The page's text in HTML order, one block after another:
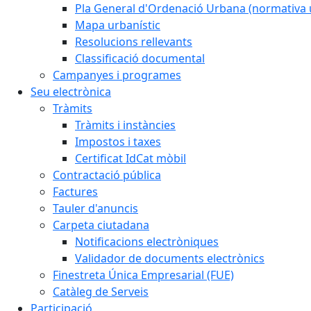
Pla General d'Ordenació Urbana (normativa
Mapa urbanístic
Resolucions rellevants
Classificació documental
Campanyes i programes
Seu electrònica
Tràmits
Tràmits i instàncies
Impostos i taxes
Certificat IdCat mòbil
Contractació pública
Factures
Tauler d'anuncis
Carpeta ciutadana
Notificacions electròniques
Validador de documents electrònics
Finestreta Única Empresarial (FUE)
Catàleg de Serveis